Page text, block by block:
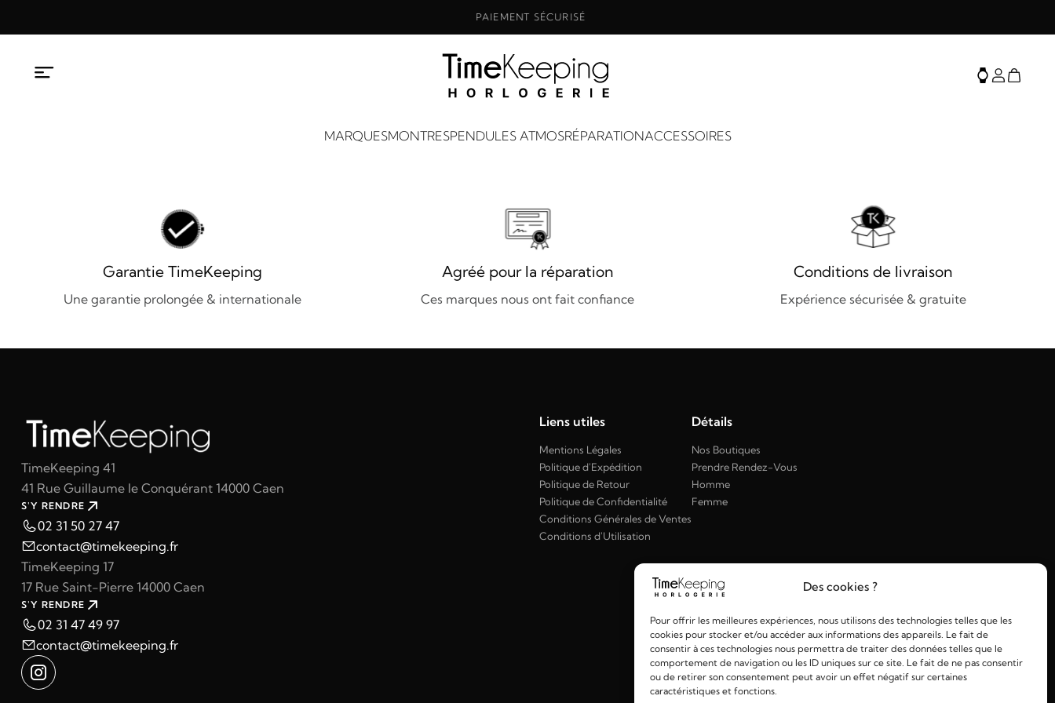
Des cookies ?
Pour offrir les meilleures expériences, nous utilisons des technologies telles que les
cookies pour stocker et/ou accéder aux informations des appareils. Le fait de
consentir à ces technologies nous permettra de traiter des données telles que le
comportement de navigation ou les ID uniques sur ce site. Le fait de ne pas consentir
ou de retirer son consentement peut avoir un effet négatif sur certaines
caractéristiques et fonctions.
PAIEMENT SÉCURISÉ
MARQUESMONTRESPENDULES ATMOSRÉPARATIONACCESSOIRES
Garantie TimeKeeping
Une garantie prolongée & internationale
Agréé pour la réparation
Ces marques nous ont fait confiance
Conditions de livraison
Expérience sécurisée & gratuite
TimeKeeping 41
41 Rue Guillaume le Conquérant 14000 Caen
S'Y RENDRE
02 31 50 27 47
contact@timekeeping.fr
TimeKeeping 17
17 Rue Saint-Pierre 14000 Caen
S'Y RENDRE
02 31 47 49 97
contact@timekeeping.fr
Liens utiles
Mentions Légales
Politique d'Expédition
Politique de Retour
Politique de Confidentialité
Conditions Générales de Ventes
Conditions d'Utilisation
Détails
Nos Boutiques
Prendre Rendez-Vous
Homme
Femme